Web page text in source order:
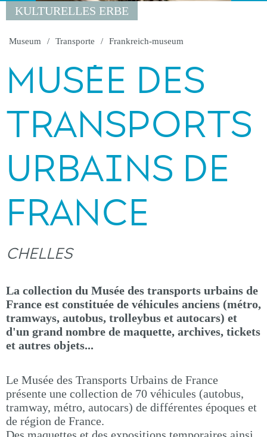
KULTURELLES ERBE
Museum Transporte Frankreich-museum
MUSÉE DES
TRANSPORTS
URBAINS DE
FRANCE
CHELLES
La collection du Musée des transports urbains de
France est constituée de véhicules anciens (métro,
tramways, autobus, trolleybus et autocars) et
d'un grand nombre de maquette, archives, tickets
et autres objets...
Le Musée des Transports Urbains de France
présente une collection de 70 véhicules (autobus,
tramway, métro, autocars) de différentes époques et
de région de France.